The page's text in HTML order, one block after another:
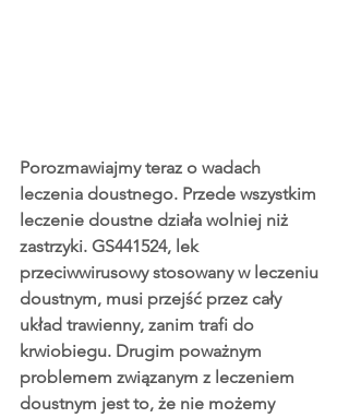
Porozmawiajmy teraz o wadach
leczenia doustnego. Przede wszystkim
leczenie doustne działa wolniej niż
zastrzyki. GS441524, lek
przeciwwirusowy stosowany w leczeniu
doustnym, musi przejść przez cały
układ trawienny, zanim trafi do
krwiobiegu. Drugim poważnym
problemem związanym z leczeniem
doustnym jest to, że nie możemy